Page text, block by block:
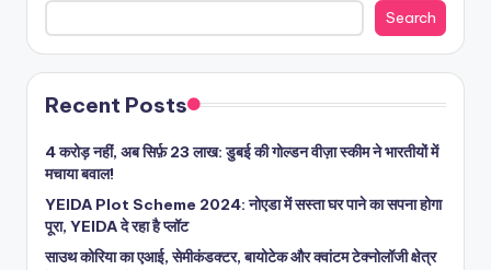
Search
Recent Posts
4 करोड़ नहीं, अब सिर्फ़ 23 लाख: डुबई की गोल्डन वीज़ा स्कीम ने भारतीयों में
मचाया बवाल!
YEIDA Plot Scheme 2024: नोएडा में सस्ता घर पाने का सपना होगा
पूरा, YEIDA दे रहा है प्लॉट
साउथ कोरिया का एआई, सेमीकंडक्टर, बायोटेक और क्वांटम टेक्नोलॉजी क्षेत्र